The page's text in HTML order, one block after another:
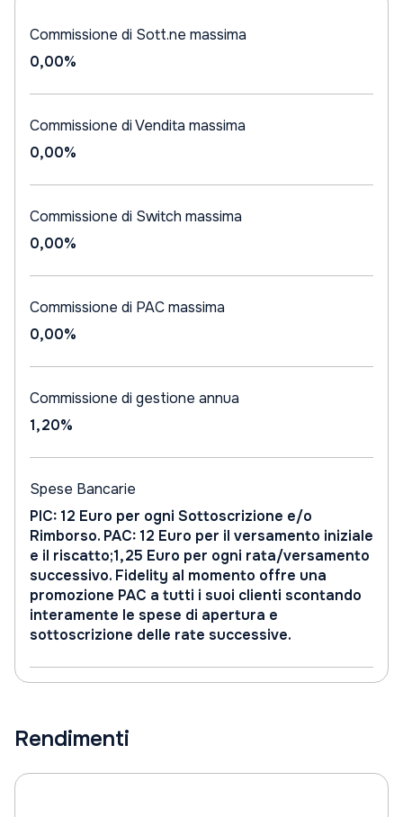
Commissione di Sott.ne massima
0,00%
Commissione di Vendita massima
0,00%
Commissione di Switch massima
0,00%
Commissione di PAC massima
0,00%
Commissione di gestione annua
1,20%
Spese Bancarie
PIC: 12 Euro per ogni Sottoscrizione e/o
Rimborso. PAC: 12 Euro per il versamento iniziale
e il riscatto;1,25 Euro per ogni rata/versamento
successivo. Fidelity al momento offre una
promozione PAC a tutti i suoi clienti scontando
interamente le spese di apertura e
sottoscrizione delle rate successive.
Rendimenti